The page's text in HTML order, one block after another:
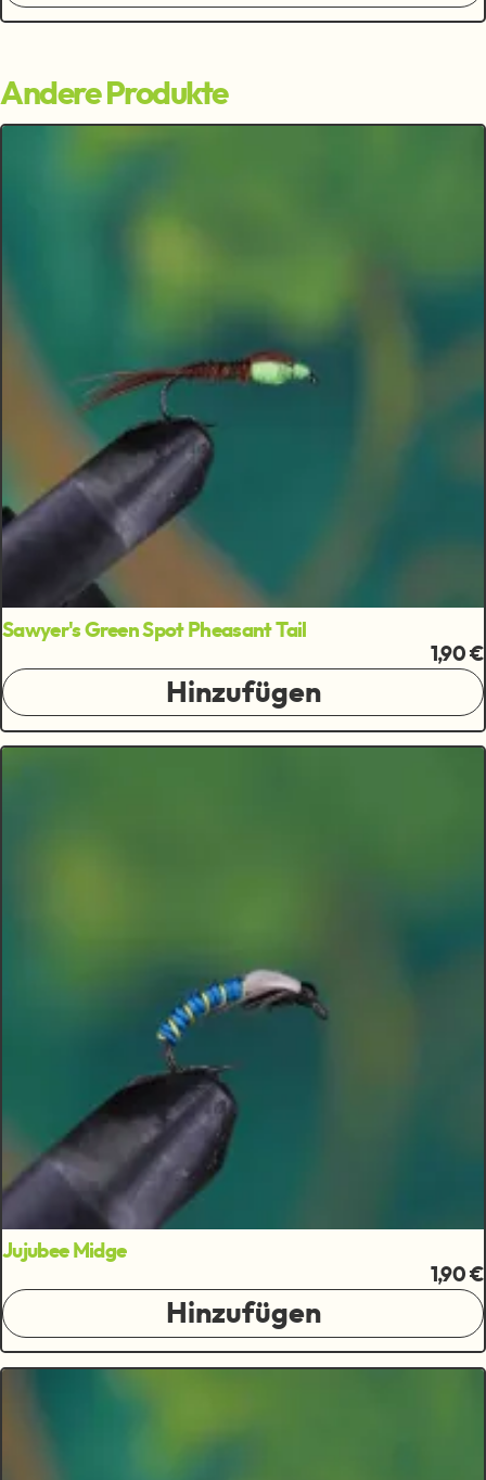
Andere Produkte
Sawyer's Green Spot Pheasant Tail
1,90 €
Hinzufügen
Jujubee Midge
1,90 €
Hinzufügen